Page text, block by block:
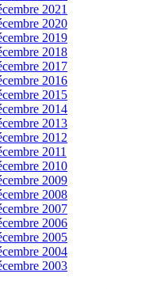
2021
2020
2019
2018
2017
2016
2015
2014
2013
2012
2011
2010
2009
2008
2007
2006
2005
2004
2003